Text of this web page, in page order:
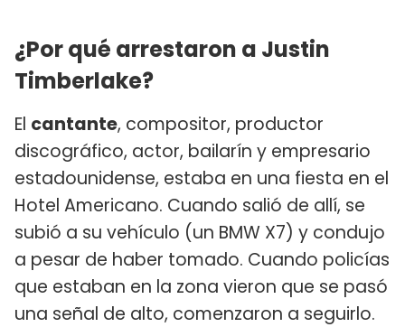
¿Por qué arrestaron a Justin
Timberlake?
El cantante, compositor, productor
discográfico, actor, bailarín y empresario
estadounidense, estaba en una fiesta en el
Hotel Americano. Cuando salió de allí, se
subió a su vehículo (un BMW X7) y condujo
a pesar de haber tomado. Cuando policías
que estaban en la zona vieron que se pasó
una señal de alto, comenzaron a seguirlo.